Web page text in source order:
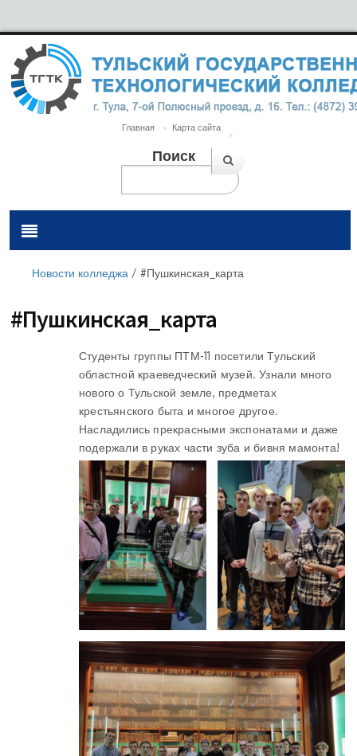
Главная Карта сайта
Поиск
Новости колледжа / #Пушкинская_карта
#Пушкинская_карта
Студенты группы ПТМ-11 посетили Тульский
областной краеведческий музей. Узнали много
нового о Тульской земле, предметах
крестьянского быта и многое другое.
Насладились прекрасными экспонатами и даже
подержали в руках части зуба и бивня мамонта!